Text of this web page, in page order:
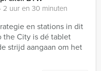
2 uur en 30 minuten
en stations in dit
the City is dé tablet
strijd aangaan om het